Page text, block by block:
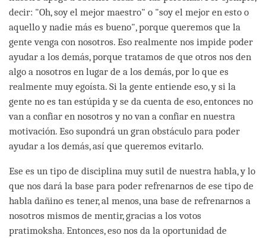
decir: "Oh, soy el mejor maestro" o "soy el mejor en esto o
aquello y nadie más es bueno", porque queremos que la
gente venga con nosotros. Eso realmente nos impide poder
ayudar a los demás, porque tratamos de que otros nos den
algo a nosotros en lugar de a los demás, por lo que es
realmente muy egoísta. Si la gente entiende eso, y si la
gente no es tan estúpida y se da cuenta de eso, entonces no
van a confiar en nosotros y no van a confiar en nuestra
motivación. Eso supondrá un gran obstáculo para poder
ayudar a los demás, así que queremos evitarlo.
Ese es un tipo de disciplina muy sutil de nuestra habla, y lo
que nos dará la base para poder refrenarnos de ese tipo de
habla dañino es tener, al menos, una base de refrenarnos a
nosotros mismos de mentir, gracias a los votos
pratimoksha. Entonces, eso nos da la oportunidad de